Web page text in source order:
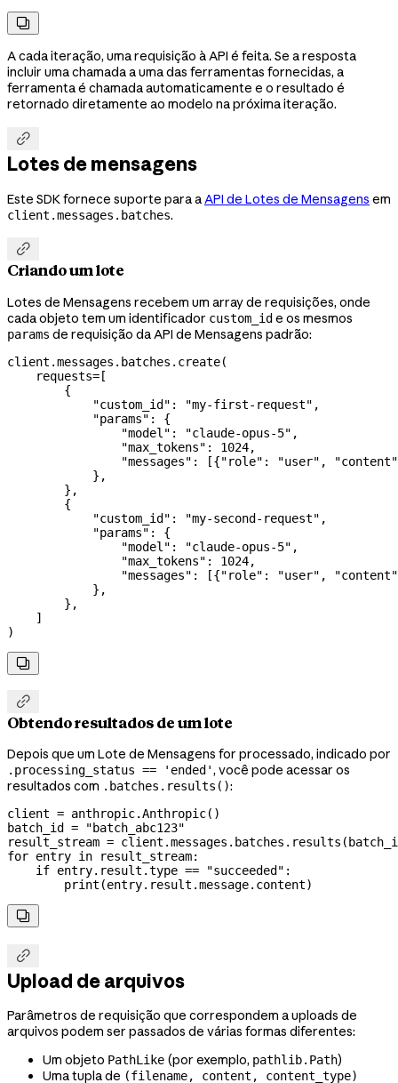

A cada iteração, uma requisição à API é feita. Se a resposta
incluir uma chamada a uma das ferramentas fornecidas, a
ferramenta é chamada automaticamente e o resultado é
retornado diretamente ao modelo na próxima iteração.

Lotes de mensagens
Este SDK fornece suporte para aAPI de Lotes de Mensagens em
client.messages.batches.

Criando um lote
Lotes de Mensagens recebem um array de requisições, onde
cada objeto tem um identificador custom_ide os mesmos
params de requisição da API de Mensagens padrão:
client.messages.batches.create(
    requests
=[
        {
            "custom_id"
: "my-first-request" ,
            "params"
: {
                "model"
: "claude-opus-5" ,
                "max_tokens"
: 1024,
                "messages"
: [{"role" : "user" ,
"content"
            },
        },
        {
            "custom_id"
: "my-second-request" ,
            "params"
: {
                "model"
: "claude-opus-5" ,
                "max_tokens"
: 1024,
                "messages"
: [{"role" : "user" ,
"content"
            },
        },
    ]
)


Obtendo resultados de um lote
Depois que um Lote de Mensagens for processado, indicado por
.processing_status == 'ended', você pode acessar os
resultados com .batches.results():
client = anthropic.Anthropic()
batch_id = "batch_abc123"
result_stream =
for entry in result_stream:
    if
entry.result.type == "succeeded" :
        print
(entry.result.message.content)


Upload de arquivos
Parâmetros de requisição que correspondem a uploads de
arquivos podem ser passados de várias formas diferentes:
Um objeto PathLike (por exemplo, pathlib.Path)
Uma tupla de (filename, content, content_type)